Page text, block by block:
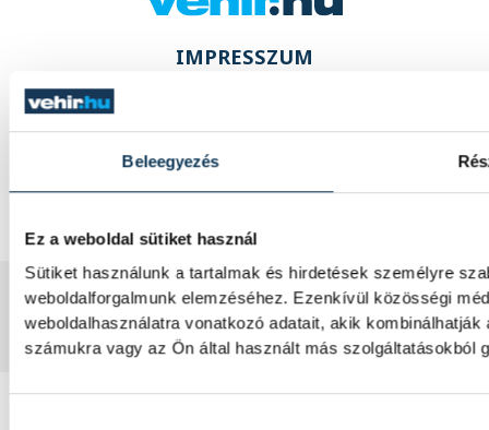
Beleegyezés
Ez a weboldal sütiket használ
Sütiket használunk a tartalmak és hirdetések személyre
weboldalforgalmunk elemzéséhez. Ezenkívül közösségi
weboldalhasználatra vonatkozó adatait, akik
számukra vagy az Ön által használt más szolgáltatásokból
IMPRESSZUM
JOGI NYILATKOZAT
2008-2026 BAKONY-BALATON MÉDIA KFT.